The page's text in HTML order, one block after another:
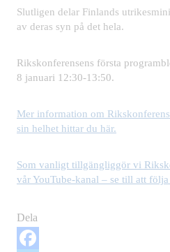
Slutligen delar Finlands
av deras syn på det hela.
Rikskonferensens första
8 januari 12:30-13:50.
Mer information om
sin helhet hittar du här.
Som vanligt tillgängliggör vi
vår YouTube-kanal – se till att följa
Dela